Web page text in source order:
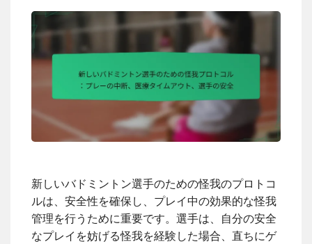
新しいバドミントン選手のための怪我のプロトコ
ルは、安全性を確保し、プレイ中の効果的な怪我
管理を行うために重要です。選手は、自分の安全
なプレイを妨げる怪我を経験した場合、直ちにゲ